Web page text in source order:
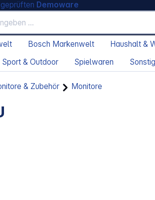
Demoware
Bosch Markenwelt Haushalt &
Sport & Outdoor Spielwaren
& Zubehör Monitore